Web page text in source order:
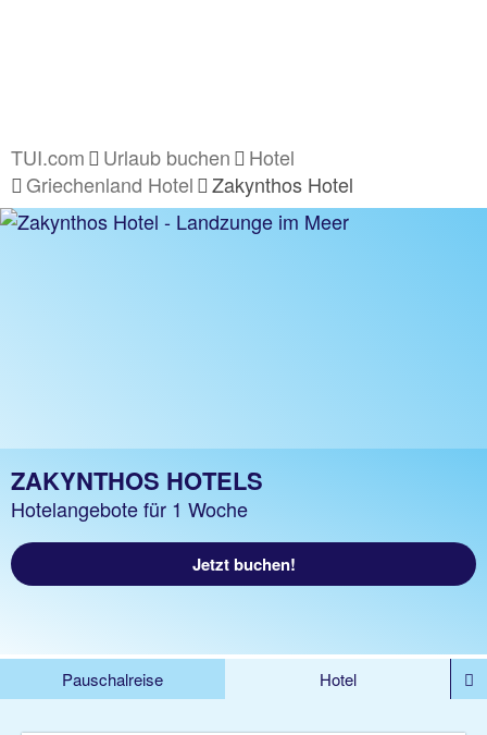
TUI.com Urlaub buchen
Hotel
Griechenland Hotel
Zakynthos Hotel
ZAKYNTHOS HOTELS
Hotelangebote für 1 Woche
Jetzt buchen!
Pauschalreise
Hotel